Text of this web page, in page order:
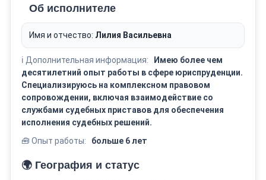
Об исполнителе
Имя и отчество: Лилия Васильевна
ℹ️ Дополнительная информация:
Имею более чем
десятилетний опыт работы в сфере юриспруденции.
Специализируюсь на комплексном правовом
сопровождении, включая взаимодействие со
службами судебных приставов для обеспечения
исполнения судебных решений.
🧰 Опыт работы:
больше 6 лет
🌍 География и статус